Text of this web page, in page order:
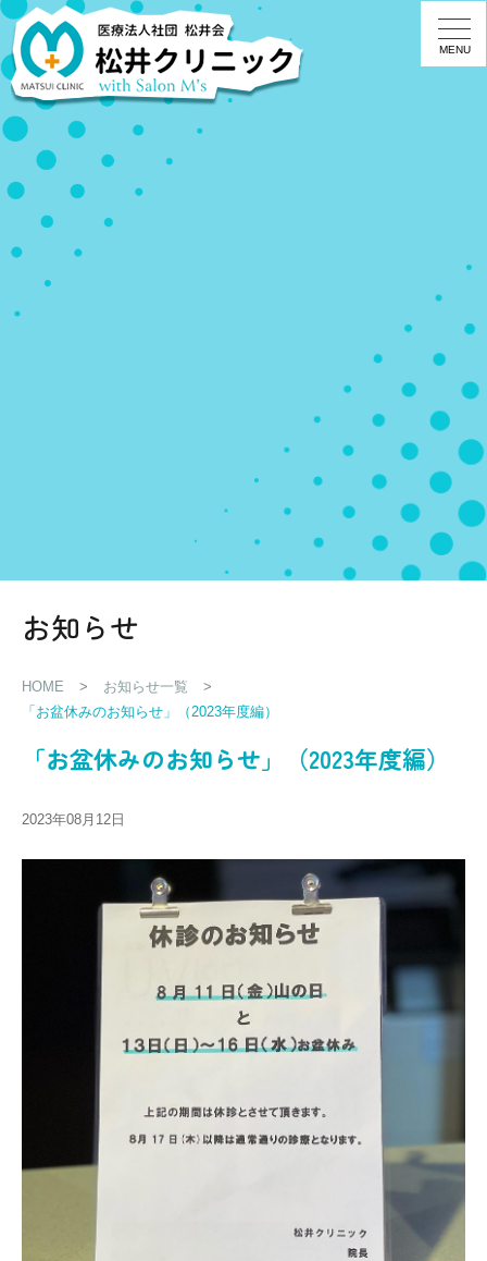
お知らせ
HOME > お知らせ一覧
>
「お盆休みのお知らせ」（2023年度編）
「お盆休みのお知らせ」（2023年度編）
2023年08月12日